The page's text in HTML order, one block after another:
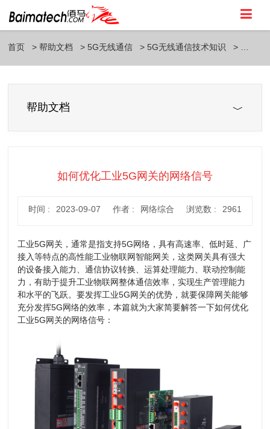
首页 帮助文档 5G无线通信 5G无线通信技术知识
帮助文档
如何优化工业5G网关的网络信号
时间 : 2023-09-07 作者 : 网络综合 浏览数 : 2961
工业5G网关，通常是指支持5G网络，具有高速率、低时延、广
接入等特点的高性能工业物联网智能网关，这类网关具有强大
的设备接入能力、通信协议转换、运算处理能力、联动控制能
力，有助于提升工业物联网整体通信效率，实现生产管理能力
和水平的飞跃。要发挥工业5G网关的优势，就要保障网关能够
充分发挥5G网络的效率，本篇就为大家简要解答一下如何优化
工业5G网关的网络信号：